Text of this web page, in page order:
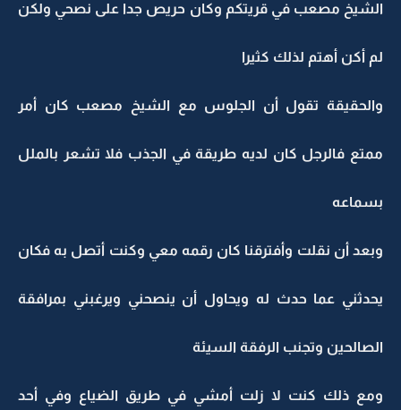
الشيخ مصعب في قريتكم وكان حريص جدا على نصحي ولكن
لم أكن أهتم لذلك كثيرا
والحقيقة تقول أن الجلوس مع الشيخ مصعب كان أمر
ممتع فالرجل كان لديه طريقة في الجذب فلا تشعر بالملل
بسماعه
وبعد أن نقلت وأفترقنا كان رقمه معي وكنت أتصل به فكان
يحدثني عما حدث له ويحاول أن ينصحني ويرغبني بمرافقة
الصالحين وتجنب الرفقة السيئة
ومع ذلك كنت لا زلت أمشي في طريق الضياع وفي أحد